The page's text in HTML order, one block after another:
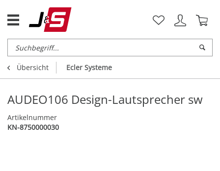
Übersicht Ecler Systeme
AUDEO106 Design-Lautsprecher sw
Artikelnummer
KN-8750000030